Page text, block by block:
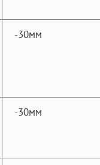
-30мм
-30мм